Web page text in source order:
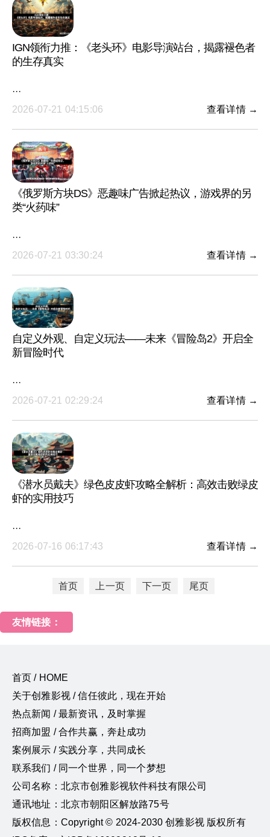
IGN领衔力推：《老头环》电影导演站台，揭露褪色者
的生存真实
···
2026-07-21 04:15:06
查看详情 →
《俄罗斯方块DS》恶趣味广告掀起热议，游戏界的另
类“火药味”
···
2026-07-21 03:30:24
查看详情 →
自定义外观、自定义玩法——未来《冒险岛2》开启全
新冒险时代
···
2026-07-21 02:29:24
查看详情 →
《潜水员戴夫》绿色皮皮虾攻略全解析：高效击败绿皮
虾的实用技巧
···
2026-07-16 06:17:43
查看详情 →
首页 上一页 下一页 尾页
友情链接：
首页 / HOME
关于创雅影视 / 信任彼此，现在开始
热点新闻 / 最新资讯，及时掌握
招商加盟 / 合作共赢，奔赴成功
案例展示 / 实践分享，共同成长
联系我们 / 同一个世界，同一个梦想
公司名称：北京市创雅影视软件科技有限公司
通讯地址：北京市朝阳区解放路75号
版权信息：Copyright © 2024-2030 创雅影视 版权所有